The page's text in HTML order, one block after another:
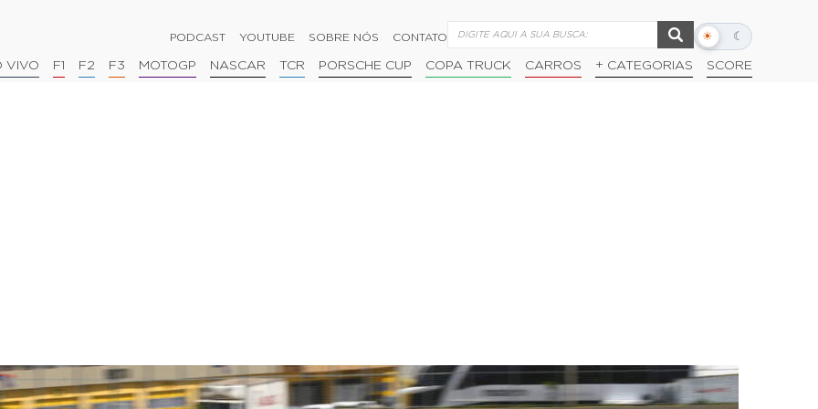
PODCAST YOUTUBE SOBRE NÓS CONTATO ☀ ☾
Alternar
escuro
VIVO F1 F2 F3 MOTOGP NASCAR TCR PORSCHE CUP COPA TRUCK CARROS + CATEGORIAS SCORE